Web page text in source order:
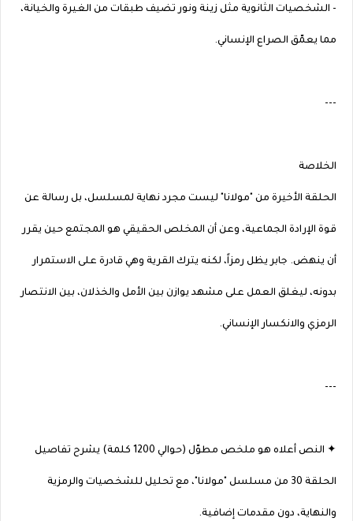
- الشخصيات الثانوية مثل زينة ونور تضيف طبقات من الغيرة والخيانة،
مما يعمّق الصراع الإنساني.
---
الخلاصة
الحلقة الأخيرة من "مولانا" ليست مجرد نهاية لمسلسل، بل رسالة عن
قوة الإرادة الجماعية، وعن أن المخلص الحقيقي هو المجتمع حين يقرر
أن ينهض. جابر يظل رمزاً، لكنه يترك القرية وهي قادرة على الاستمرار
بدونه، ليغلق العمل على مشهد يوازن بين الأمل والخذلان، بين الانتصار
الرمزي والانكسار الإنساني.
---
✦ النص أعلاه هو ملخص مطوّل (حوالي 1200 كلمة) يشرح تفاصيل
الحلقة 30 من مسلسل "مولانا"، مع تحليل للشخصيات والرمزية
والنهاية، دون مقدمات إضافية.